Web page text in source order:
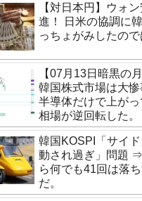
【対日本円】ウォ
進！ 日米の協調に
っちょがみしたので
【07月13日暗黒の
韓国株式市場は大
半導体だけで上がっ
相場が逆回転した。
韓国KOSPI「サイ
動され過ぎ」問題 ⇒
ら何でも41回は落
だ。